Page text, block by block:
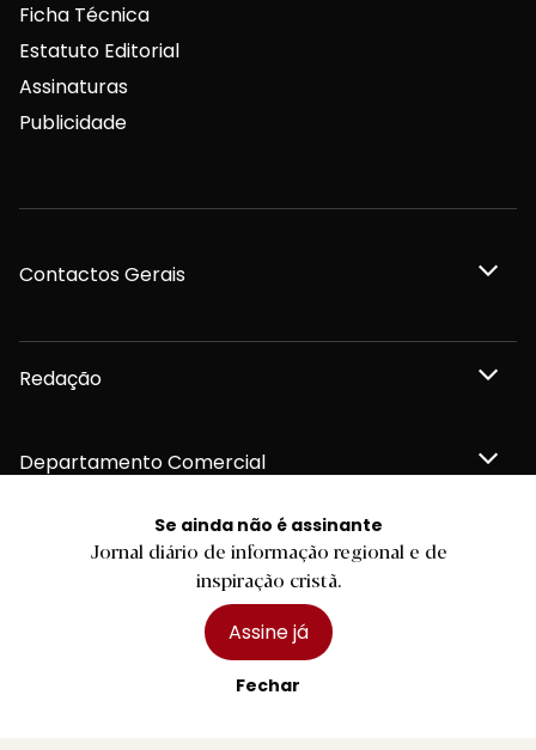
Se ainda não é assinante
Jornal diário de informação regional e de
inspiração cristã.
Assine já
Fechar
Ficha Técnica
Estatuto Editorial
Assinaturas
Publicidade
Contactos Gerais
Redação
Departamento Comercial
Publicidade